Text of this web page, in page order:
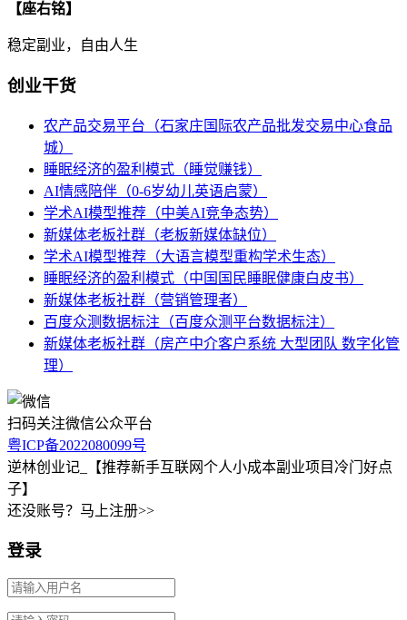
【座右铭】
稳定副业，自由人生
创业干货
农产品交易平台（石家庄国际农产品批发交易中心食品
城）
睡眠经济的盈利模式（睡觉赚钱）
AI情感陪伴（0-6岁幼儿英语启蒙）
学术AI模型推荐（中美AI竞争态势）
新媒体老板社群（老板新媒体缺位）
学术AI模型推荐（大语言模型重构学术生态）
睡眠经济的盈利模式（中国国民睡眠健康白皮书）
新媒体老板社群（营销管理者）
百度众测数据标注（百度众测平台数据标注）
新媒体老板社群（房产中介客户系统 大型团队 数字化管
理）
扫码关注微信公众平台
粤ICP备2022080099号
逆林创业记_【推荐新手互联网个人小成本副业项目冷门好点
子】
还没账号？马上注册>>
登录